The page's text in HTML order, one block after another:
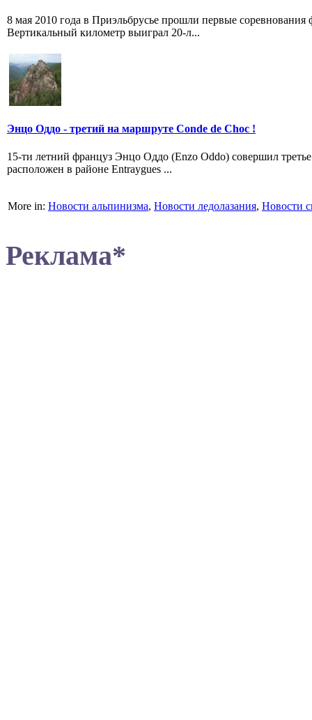
8 мая 2010 года в Приэльбрусье прошли первые
Вертикальный километр выиграл 20-л...
Энцо Оддо - третий на маршруте Conde de Choc !
15-ти летний француз Энцо Оддо (Enzo Oddo) совершил
расположен в районе Entraygues ...
More in: Новости альпинизма, Новости ледолазания, Новости
Реклама*